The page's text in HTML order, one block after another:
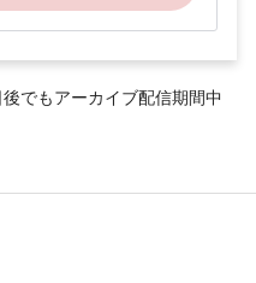
でもアーカイブ配信期間中